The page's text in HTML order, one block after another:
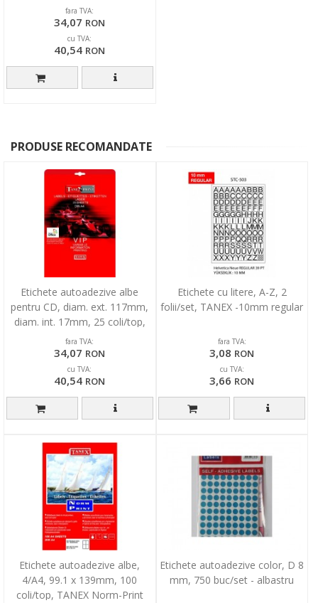
fara TVA:
34,07 RON
cu TVA:
40,54 RON
PRODUSE RECOMANDATE
Etichete autoadezive albe
pentru CD, diam. ext. 117mm,
diam. int. 17mm, 25 coli/top,
TANEX V.I.P.
fara TVA:
34,07 RON
cu TVA:
40,54 RON
Etichete cu litere, A-Z, 2
folii/set, TANEX -10mm regular
fara TVA:
3,08 RON
cu TVA:
3,66 RON
Etichete autoadezive albe,
4/A4, 99.1 x 139mm, 100
coli/top, TANEX Norm-Print
Etichete autoadezive color, D 8
mm, 750 buc/set - albastru